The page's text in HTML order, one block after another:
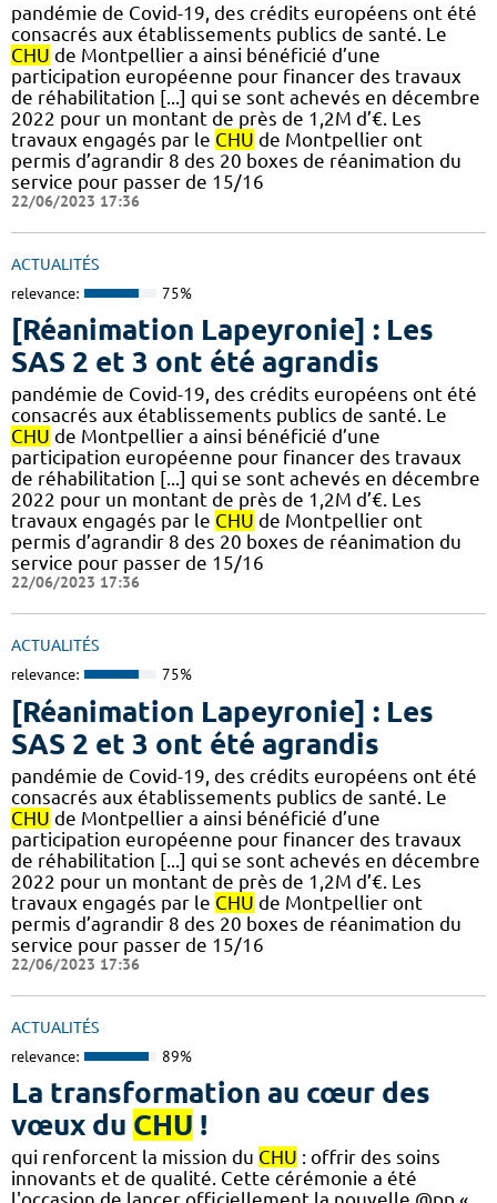
pandémie de Covid-19, des crédits européens ont été
consacrés aux établissements publics de santé. Le
CHU de Montpellier a ainsi bénéficié d’une
participation européenne pour financer des travaux
de réhabilitation [...] qui se sont achevés en décembre
2022 pour un montant de près de 1,2M d’€. Les
travaux engagés par le CHU de Montpellier ont
permis d’agrandir 8 des 20 boxes de réanimation du
service pour passer de 15/16
22/06/2023 17:36
ACTUALITÉS
relevance: 75%
[Réanimation Lapeyronie] : Les
SAS 2 et 3 ont été agrandis
pandémie de Covid-19, des crédits européens ont été
consacrés aux établissements publics de santé. Le
CHU de Montpellier a ainsi bénéficié d’une
participation européenne pour financer des travaux
de réhabilitation [...] qui se sont achevés en décembre
2022 pour un montant de près de 1,2M d’€. Les
travaux engagés par le CHU de Montpellier ont
permis d’agrandir 8 des 20 boxes de réanimation du
service pour passer de 15/16
22/06/2023 17:36
ACTUALITÉS
relevance: 75%
[Réanimation Lapeyronie] : Les
SAS 2 et 3 ont été agrandis
pandémie de Covid-19, des crédits européens ont été
consacrés aux établissements publics de santé. Le
CHU de Montpellier a ainsi bénéficié d’une
participation européenne pour financer des travaux
de réhabilitation [...] qui se sont achevés en décembre
2022 pour un montant de près de 1,2M d’€. Les
travaux engagés par le CHU de Montpellier ont
permis d’agrandir 8 des 20 boxes de réanimation du
service pour passer de 15/16
22/06/2023 17:36
ACTUALITÉS
relevance: 89%
La transformation au cœur des
vœux du CHU !
qui renforcent la mission du CHU : offrir des soins
innovants et de qualité. Cette cérémonie a été